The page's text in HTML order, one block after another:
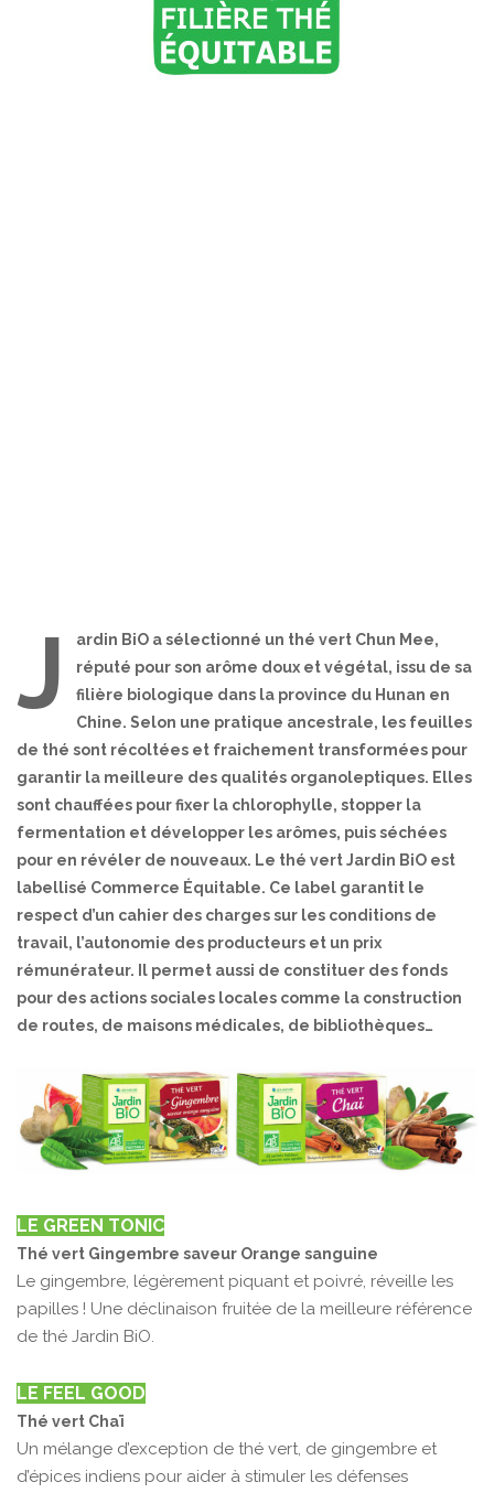
J
ardin BiO a sélectionné un thé vert Chun Mee,
réputé pour son arôme doux et végétal, issu de sa
filière biologique dans la province du Hunan en
Chine. Selon une pratique ancestrale, les feuilles
de thé sont récoltées et fraichement transformées pour
garantir la meilleure des qualités organoleptiques. Elles
sont chauffées pour fixer la chlorophylle, stopper la
fermentation et développer les arômes, puis séchées
pour en révéler de nouveaux. Le thé vert Jardin BiO est
labellisé Commerce Équitable. Ce label garantit le
respect d’un cahier des charges sur les conditions de
travail, l’autonomie des producteurs et un prix
rémunérateur. Il permet aussi de constituer des fonds
pour des actions sociales locales comme la construction
de routes, de maisons médicales, de bibliothèques…
LE GREEN TONIC
Thé vert Gingembre saveur Orange sanguine
Le gingembre, légèrement piquant et poivré, réveille les
papilles ! Une déclinaison fruitée de la meilleure référence
de thé Jardin BiO.
LE FEEL GOOD
Thé vert Chaï
Un mélange d’exception de thé vert, de gingembre et
d’épices indiens pour aider à stimuler les défenses